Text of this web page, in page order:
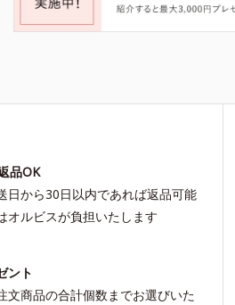
品OK
日から30日以内であれば返品可能
オルビスが負担いたします
ント
文商品の合計個数までお選びいた